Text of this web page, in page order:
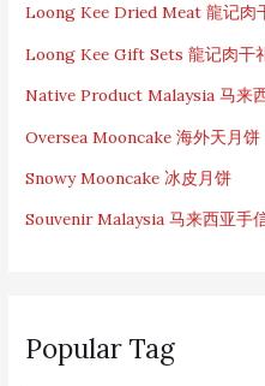
Loong Kee Dried Meat 龍记肉
Loong Kee Gift Sets 龍记肉干
Native Product Malaysia 马来
Oversea Mooncake 海外天月饼
Snowy Mooncake 冰皮月饼
Souvenir Malaysia 马来西亚手
Popular Tag